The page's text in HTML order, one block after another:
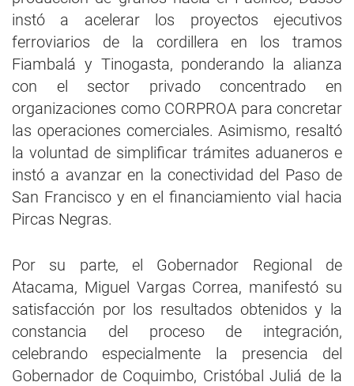
instó a acelerar los proyectos ejecutivos
ferroviarios de la cordillera en los tramos
Fiambalá y Tinogasta, ponderando la alianza
con el sector privado concentrado en
organizaciones como CORPROA para concretar
las operaciones comerciales. Asimismo, resaltó
la voluntad de simplificar trámites aduaneros e
instó a avanzar en la conectividad del Paso de
San Francisco y en el financiamiento vial hacia
Pircas Negras.
Por su parte, el Gobernador Regional de
Atacama, Miguel Vargas Correa, manifestó su
satisfacción por los resultados obtenidos y la
constancia del proceso de integración,
celebrando especialmente la presencia del
Gobernador de Coquimbo, Cristóbal Juliá de la